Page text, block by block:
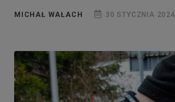
MICHAŁ WAŁACH 30 STYCZNIA 2024